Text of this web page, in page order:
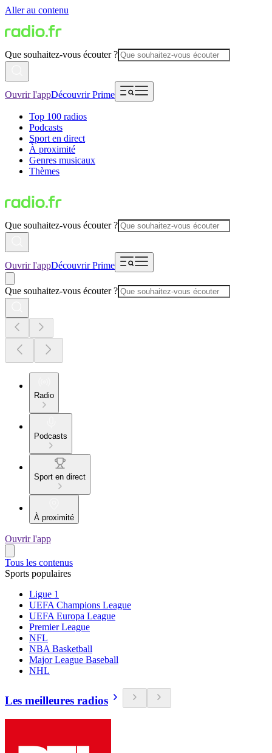
Aller au contenu
Que souhaitez-vous écouter ?
Ouvrir l'appDécouvrir Prime
Top 100 radios
Podcasts
Sport en direct
À proximité
Genres musicaux
Thèmes
Que souhaitez-vous écouter ?
Ouvrir l'appDécouvrir Prime
Que souhaitez-vous écouter ?
Radio
Podcasts
Sport en direct
À proximité
Ouvrir l'app
Tous les contenus
Sports populaires
Ligue 1
UEFA Champions League
UEFA Europa League
Premier League
NFL
NBA Basketball
Major League Baseball
NHL
Les meilleures radios